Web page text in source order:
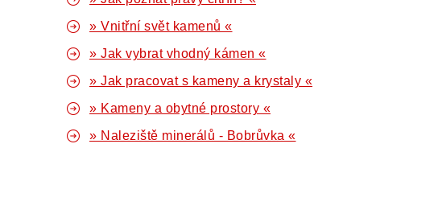
» Vnitřní svět kamenů «
» Jak vybrat vhodný kámen «
» Jak pracovat s kameny a krystaly «
» Kameny a obytné prostory «
» Naleziště minerálů - Bobrůvka «